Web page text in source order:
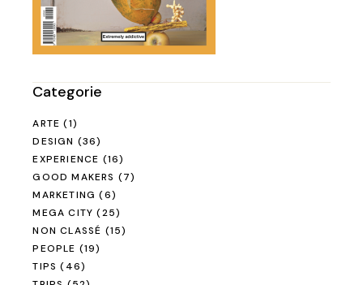
Categorie
ARTE (1)
DESIGN (36)
EXPERIENCE (16)
GOOD MAKERS (7)
MARKETING (6)
MEGA CITY (25)
NON CLASSÉ (15)
PEOPLE (19)
TIPS (46)